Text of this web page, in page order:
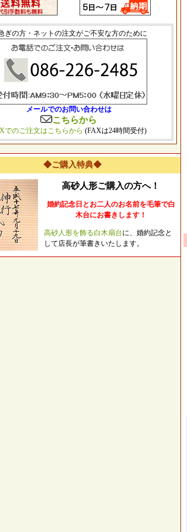
ぎの方・ネットの注文がご不安な方のために
メールでのお問い合わせは
こちらから
でのご注文はこちらから (FAXは24時間受付)
◆ご購入特典◆
高砂人形ご購入の方へ！
婚約記念日とお二人のお名前を毛筆で白
木台にお書きします！
高砂人形を飾る白木扇台に、婚約記念と
して店長が筆書きいたします。